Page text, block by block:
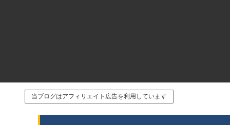
当ブログはアフィリエイト広告を利用しています